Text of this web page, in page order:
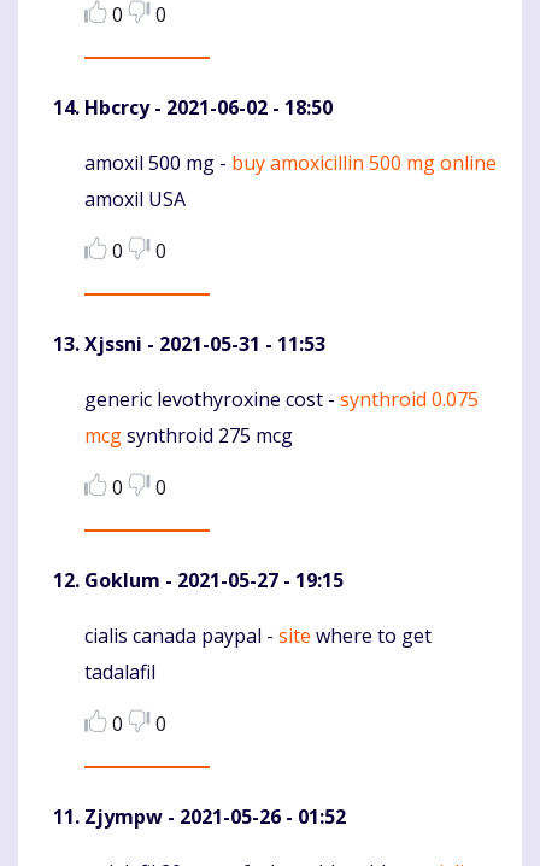
0
0
Hbcrcy- 2021-06-02 - 18:50
Komentaras
amoxil 500 mg - buy amoxicillin 500 mg online
amoxil USA
0
0
Xjssni - 2021-05-31 - 11:53
Komentaras
generic levothyroxine cost - synthroid 0.075
mcgsynthroid 275 mcg
0
0
Goklum - 2021-05-27 - 19:15
Komentaras
cialis canada paypal - site where to get
tadalafil
0
0
Zjympw - 2021-05-26 - 01:52